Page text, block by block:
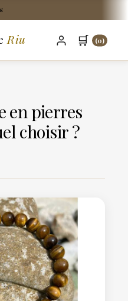
offerte dès 35€
🛒 (0)
Riu
en pierres
choisir ?